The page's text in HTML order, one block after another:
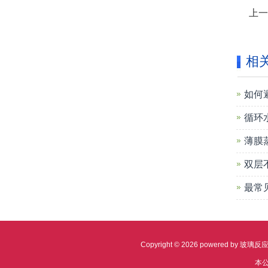
上
相
如何
循环
薄膜
双层
最常
Copyright © 2026 powered by 玻璃反
本